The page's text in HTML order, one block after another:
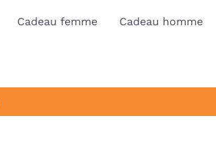
Cadeau femme Cadeau homme